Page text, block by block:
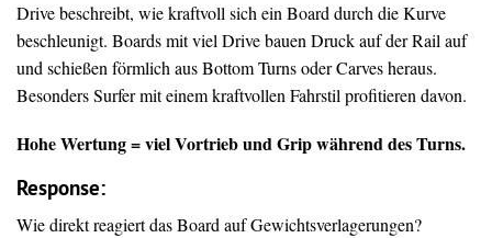
Drive beschreibt, wie kraftvoll sich ein Board durch die Kurve
beschleunigt. Boards mit viel Drive bauen Druck auf der Rail auf
und schießen förmlich aus Bottom Turns oder Carves heraus.
Besonders Surfer mit einem kraftvollen Fahrstil profitieren davon.
Hohe Wertung = viel Vortrieb und Grip während des Turns.
Response:
Wie direkt reagiert das Board auf Gewichtsverlagerungen?